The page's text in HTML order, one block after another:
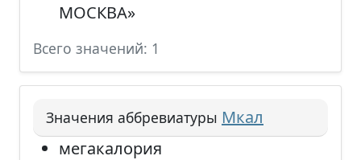
МОСКВА»
Всего значений: 1
Значения аббревиатуры Мкал
мегакалория